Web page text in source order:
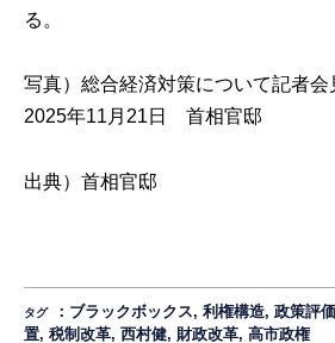
る。
写真）総合経済対策について記者
2025年11月21日 首相官邸
出典）首相官邸
タグ ： ブラックボックス,利権構造,政策評価
置,税制改革,西村健, 財政改革,高市政権